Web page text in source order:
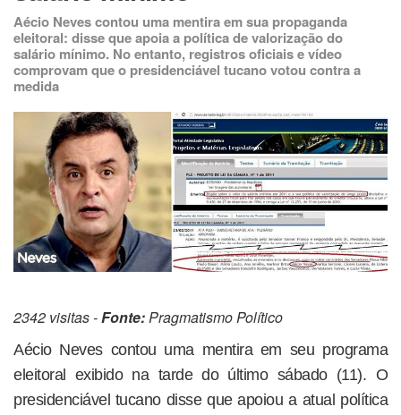
Aécio Neves contou uma mentira em sua propaganda
eleitoral: disse que apoia a política de valorização do
salário mínimo. No entanto, registros oficiais e vídeo
comprovam que o presidenciável tucano votou contra a
medida
2342 visitas -Fonte:Pragmatismo Político
Aécio Neves contou uma mentira em seu programa
eleitoral exibido na tarde do último sábado (11). O
presidenciável tucano disse que apoiou a atual política